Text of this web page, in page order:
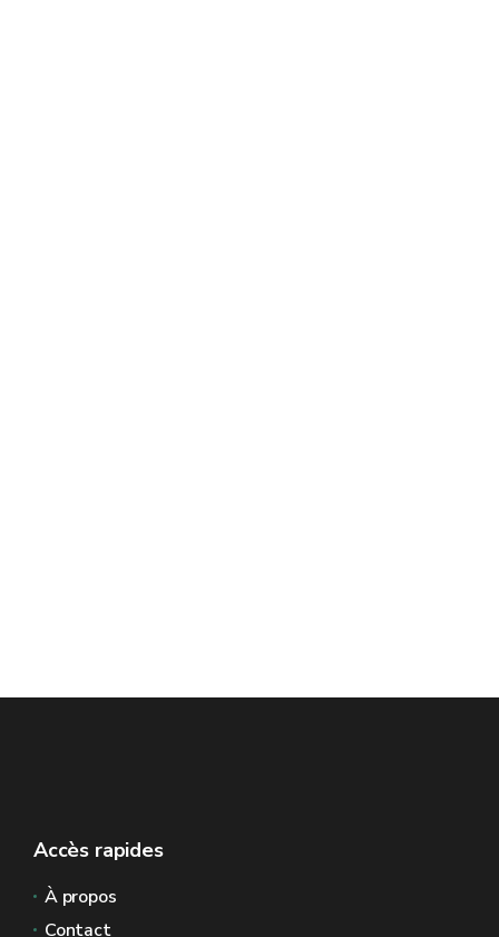
Accès rapides
À propos
Contact